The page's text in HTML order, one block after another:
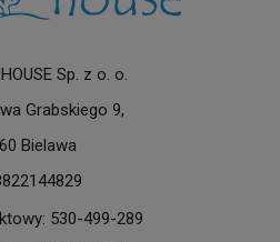
Sp. z o. o.
Grabskiego 9,
Bielawa
530-499-289